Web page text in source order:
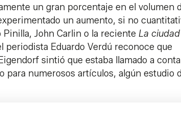
un gran porcentaje en el volumen
un aumento, si no
John Carlin o la reciente La
Eduardo Verdú reconoce que
sintió que estaba llamado a
para numerosos artículos, algún estudio